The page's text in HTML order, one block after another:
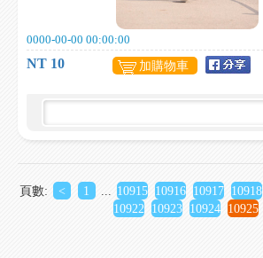
0000-00-00 00:00:00
NT 10 加購物車
頁數: < 1 10915 10916 10917 10918
10922
10923 10924 10925